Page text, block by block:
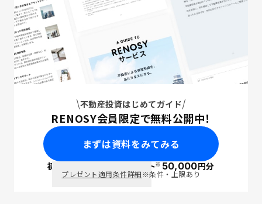
不動産投資はじめてガイド
RENOSY会員限定で無料公開中！
まずは資料をみてみる
初回面談で ポイント※50,000円分
プレゼント適用条件詳細※条件・上限あり